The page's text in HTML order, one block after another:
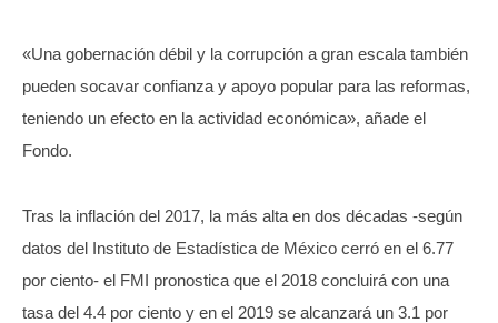
«Una gobernación débil y la corrupción a gran escala también
pueden socavar confianza y apoyo popular para las reformas,
teniendo un efecto en la actividad económica», añade el
Fondo.
Tras la inflación del 2017, la más alta en dos décadas -según
datos del Instituto de Estadística de México cerró en el 6.77
por ciento- el FMI pronostica que el 2018 concluirá con una
tasa del 4.4 por ciento y en el 2019 se alcanzará un 3.1 por